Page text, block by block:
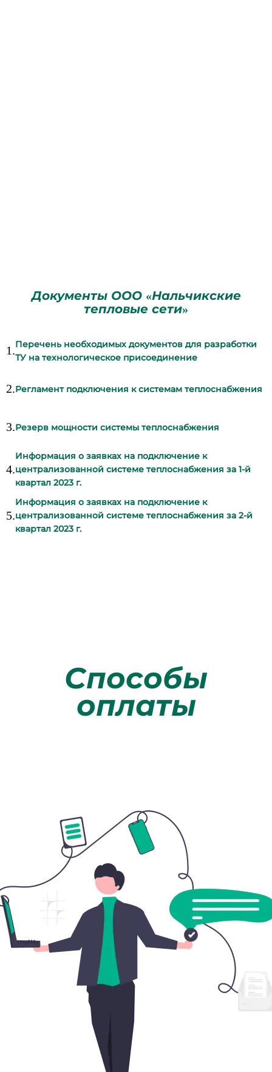
Документы ООО «Нальчикские
тепловые сети»
1.Перечень необходимых документов для разработки
ТУ на технологическое присоединение
2.Pегламент подключения к системам теплоснабжения
3.Резерв мощности системы теплоснабжения
4.
Информация о заявках на подключение к
централизованной системе теплоснабжения за 1-й
квартал 2023 г.
5.
Информация о заявках на подключение к
централизованной системе теплоснабжения за 2-й
квартал 2023 г.
Способы
оплаты